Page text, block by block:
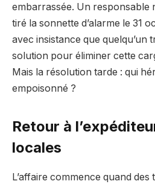
embarrassée. Un responsable
tiré la sonnette d’alarme le 31
avec insistance que quelqu’un
solution pour éliminer cette
Mais la résolution tarde : qui
empoisonné ?
Retour à
locales
L’affaire commence quand des